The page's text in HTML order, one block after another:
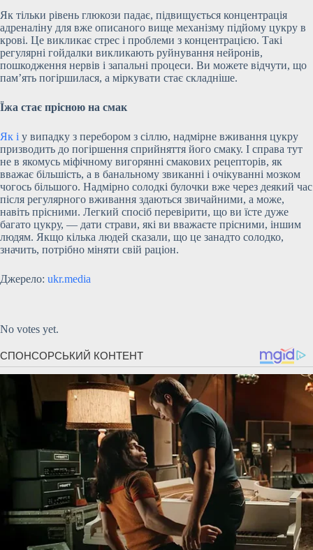
Як тільки рівень глюкози падає, підвищується концентрація
адреналіну для вже описаного вище механізму підйому цукру в
крові. Це викликає стрес і проблеми з концентрацією. Такі
регулярні гойдалки викликають руйнування нейронів,
пошкодження нервів і запальні процеси. Ви можете відчути, що
пам’ять погіршилася, а міркувати стає складніше.
Їжа стає прісною на смак
Як і у випадку з перебором з сіллю, надмірне вживання цукру
призводить до погіршення сприйняття його смаку. І справа тут
не в якомусь міфічному вигорянні смакових рецепторів, як
вважає більшість, а в банальному звиканні і очікуванні мозком
чогось більшого. Надмірно солодкі булочки вже через деякий час
після регулярного вживання здаються звичайними, а може,
навіть прісними. Легкий спосіб перевірити, що ви їсте дуже
багато цукру, — дати страви, які ви вважаєте прісними, іншим
людям. Якщо кілька людей сказали, що це занадто солодко,
значить, потрібно міняти свій раціон.
Джерело: ukr.media
No votes yet.